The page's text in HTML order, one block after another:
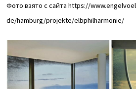
Фото взято с сайта https://
de/hamburg/projekte/elbphilharmonie/